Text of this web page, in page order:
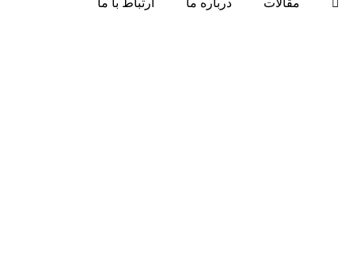
مقالات درباره ما ارتباط با ما